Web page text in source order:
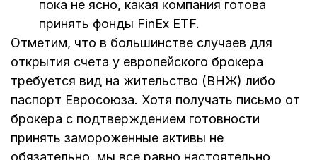
пока не ясно, какая компания готова
принять фонды FinEx ETF.
Отметим, что в большинстве случаев для
открытия счета у европейского брокера
требуется вид на жительство (ВНЖ) либо
паспорт Евросоюза. Хотя получать письмо от
брокера с подтверждением готовности
принять замороженные активы не
обязательно, мы все равно настоятельно